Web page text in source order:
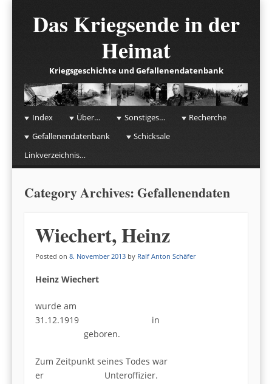
Das Kriegsende in der
Heimat
Kriegsgeschichte und Gefallenendatenbank
☰Menu
Skip to content
Index Über… Sonstiges…
Recherche
Gefallenendatenbank
Schicksale
Linkverzeichnis…
Category Archives:Gefallenendaten
Wiechert, Heinz
Posted on 8. November 2013 by Ralf Anton Schäfer
Heinz Wiechert
wurde am
31.12.1919 in
geboren.
Zum Zeitpunkt seines Todes war
er Unteroffizier.